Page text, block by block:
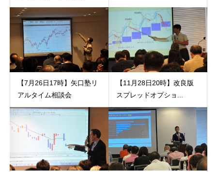
【7月26日17時】矢口塾リ
アルタイム相談会
【11月28日20時】改良版
スプレッドオプショ...